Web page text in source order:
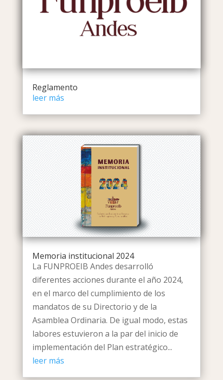
Reglamento
leer más
Memoria institucional 2024
La FUNPROEIB Andes desarrolló
diferentes acciones durante el año 2024,
en el marco del cumplimiento de los
mandatos de su Directorio y de la
Asamblea Ordinaria. De igual modo, estas
labores estuvieron a la par del inicio de
implementación del Plan estratégico...
leer más